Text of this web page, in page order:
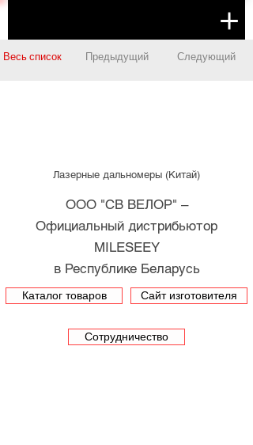
Весь список Предыдущий Следующий
Лазерные дальномеры (Китай)
ООО "СВ ВЕЛОР" –
Официальный дистрибьютор
MILESEEY
в Республике Беларусь
Каталог товаров Сайт изготовителя
Сотрудничество